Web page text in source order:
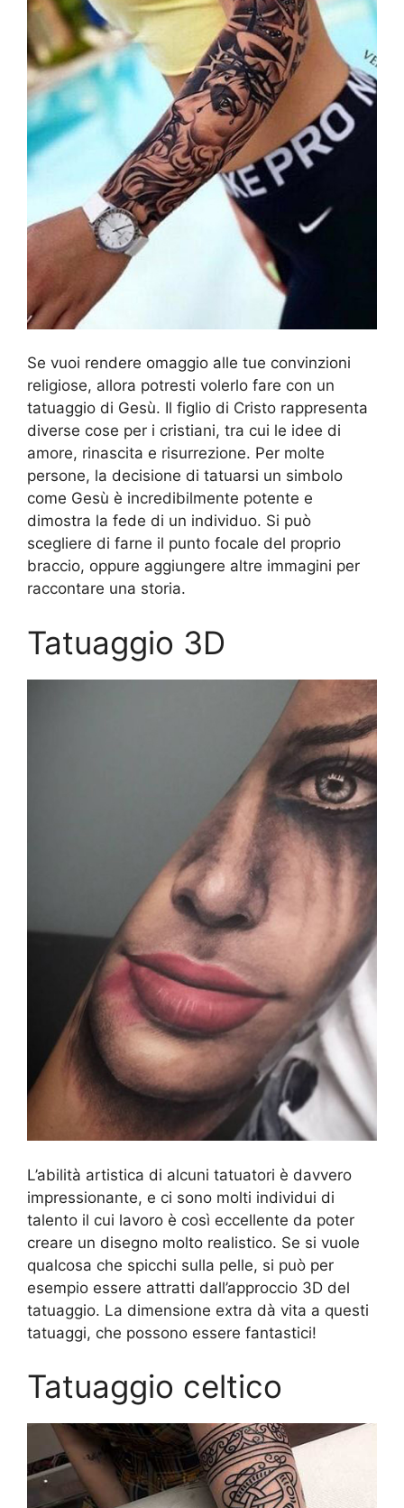
Se vuoi rendere omaggio alle tue convinzioni
religiose, allora potresti volerlo fare con un
tatuaggio di Gesù. Il figlio di Cristo rappresenta
diverse cose per i cristiani, tra cui le idee di
amore, rinascita e risurrezione. Per molte
persone, la decisione di tatuarsi un simbolo
come Gesù è incredibilmente potente e
dimostra la fede di un individuo. Si può
scegliere di farne il punto focale del proprio
braccio, oppure aggiungere altre immagini per
raccontare una storia.
Tatuaggio 3D
L’abilità artistica di alcuni tatuatori è davvero
impressionante, e ci sono molti individui di
talento il cui lavoro è così eccellente da poter
creare un disegno molto realistico. Se si vuole
qualcosa che spicchi sulla pelle, si può per
esempio essere attratti dall’approccio 3D del
tatuaggio. La dimensione extra dà vita a questi
tatuaggi, che possono essere fantastici!
Tatuaggio celtico